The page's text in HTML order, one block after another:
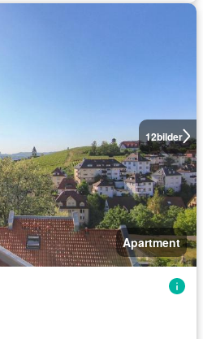
12bilder
Apartment